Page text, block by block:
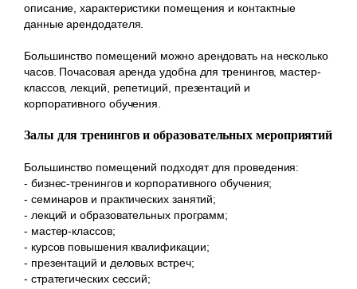
описание, характеристики помещения и контактные
данные арендодателя.
Большинство помещений можно арендовать на несколько
часов. Почасовая аренда удобна для тренингов, мастер-
классов, лекций, репетиций, презентаций и
корпоративного обучения.
Залы для тренингов и образовательных мероприятий
Большинство помещений подходят для проведения:
- бизнес-тренингов и корпоративного обучения;
- семинаров и практических занятий;
- лекций и образовательных программ;
- мастер-классов;
- курсов повышения квалификации;
- презентаций и деловых встреч;
- стратегических сессий;